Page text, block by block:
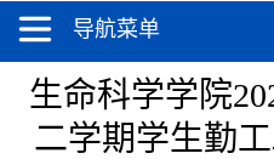
导航菜单
生命科学学院
二学期学生勤